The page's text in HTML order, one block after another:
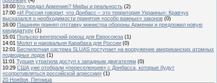
18:00 Кто предал Армению? Мифы и реальность (2)
17:00 «И Россия говорит, что Донбасс – это территория Украины»: Кравчук
высказался о необходимости принятия «особо важных» законов (0)
16:00 Пашинян принял отставку министра обороны Армении и предложил новую
кандидатуру (1)
15:01 Польско-венгерский рокош для Евросоюза (1)
14:01 Молот и наковальня Карабаха для России (0)
12:01 Беспилотная система SLUAS поступает на вооружение американских атомных
подводных лодок (1)
11:01 Турция утратила доступ к западным двигателям (0)
10:29 США уже отобрали «переселенцев» с Донбасса, которые будут
«сопротивляться российской агрессии» (1)
20 Ноября, Пятница